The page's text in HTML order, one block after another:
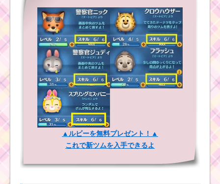
をだすには？
ツ
ツ
ム
！
ソ
い方とスキル動画｜自
動で4回もツムを消す強
いスキル
ツムツム！トラ
ンプの使い方と
スキル動画｜横
ライン+ハート型
にツムを消す
ツムツムキャラクタ
ー！デイジーの基礎情
報とスキル画像･高得点
ツムツムキャラ
クター！チップ
のスキル画像、
稼ぎ方と使い方
▲ルビーを無料プレゼント！▲
これで新ツムを入手できるよ